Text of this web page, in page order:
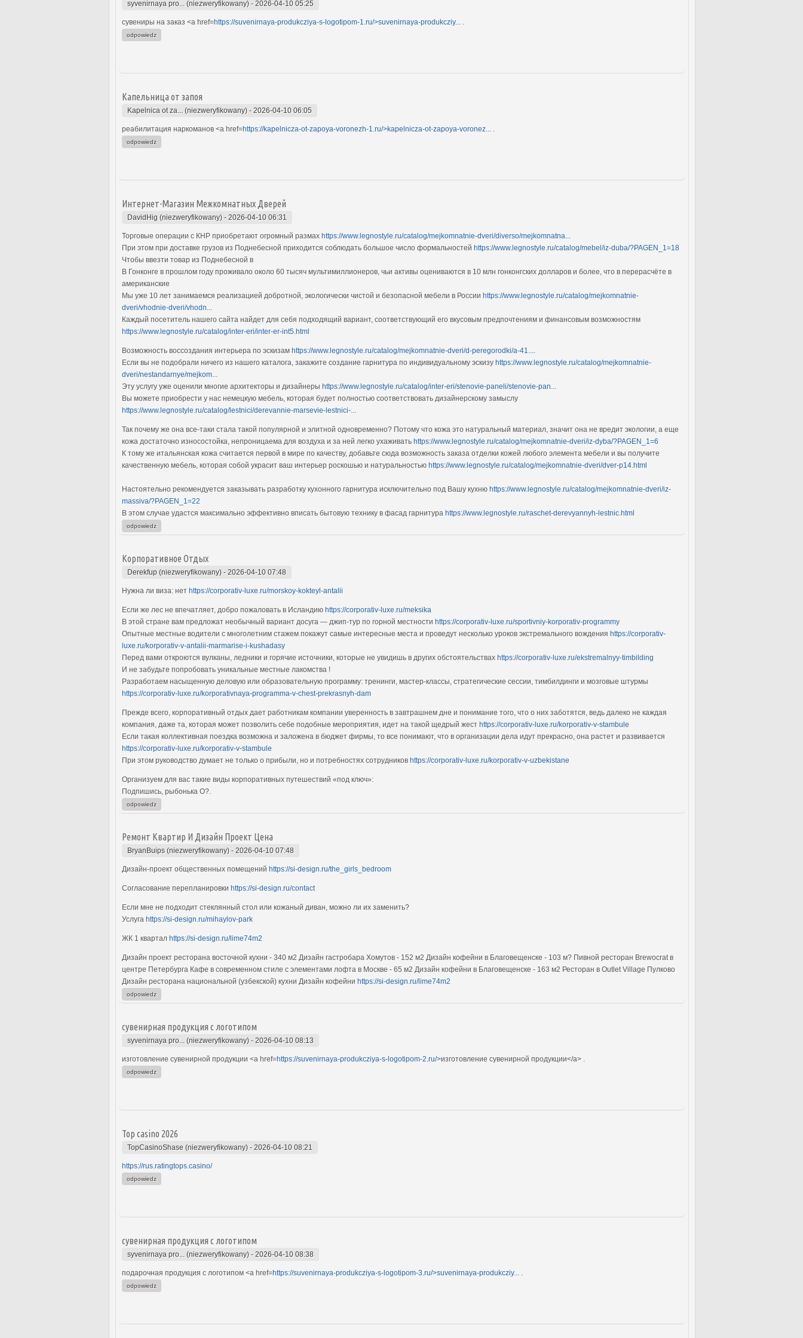
syvenirnaya pro... (niezweryfikowany) - 2026-04-10 05:25
сувениры на заказ <a href=https://suvenirnaya-produkcziya-s-logotipom-1.ru/>suvenirnaya-produkcziy...
odpowiedz
Капельница от запоя
Kapelnica ot za... (niezweryfikowany) - 2026-04-10 06:05
реабилитация наркоманов <a href=https://kapelnicza-ot-zapoya-voronezh-1.ru/>kapelnicza-ot-zapoya-voronez...
odpowiedz
Интернет-Магазин Межкомнатных Дверей
DavidHig (niezweryfikowany) - 2026-04-10 06:31
Торговые операции с КНР приобретают огромный размах https://www.legnostyle.ru/catalog/mejkomnatnie-dveri/diverso/mejkomnatna...
При этом при доставке грузов из Поднебесной приходится соблюдать большое число формальностей https://www.legnostyle.ru/catalog/mebel/iz-duba/?PAGEN_1=18
Чтобы ввезти товар из Поднебесной в
В Гонконге в прошлом году проживало около 60 тысяч мультимиллионеров, чьи активы оцениваются в 10 млн гонконгских долларов и более, что в перерасчёте в
американские
Мы уже 10 лет занимаемся реализацией добротной, экологически чистой и безопасной мебели в России https://www.legnostyle.ru/catalog/mejkomnatnie-
dveri/vhodnie-dveri/vhodn...
Каждый посетитель нашего сайта найдет для себя подходящий вариант, соответствующий его вкусовым предпочтениям и финансовым возможностям
https://www.legnostyle.ru/catalog/inter-eri/inter-er-int5.html
Возможность воссоздания интерьера по эскизам https://www.legnostyle.ru/catalog/mejkomnatnie-dveri/d-peregorodki/a-41....
Если вы не подобрали ничего из нашего каталога, закажите создание гарнитура по индивидуальному эскизу https://www.legnostyle.ru/catalog/mejkomnatnie-
dveri/nestandarnye/mejkom...
Эту услугу уже оценили многие архитекторы и дизайнеры https://www.legnostyle.ru/catalog/inter-eri/stenovie-paneli/stenovie-pan...
Вы можете приобрести у нас немецкую мебель, которая будет полностью соответствовать дизайнерскому замыслу
https://www.legnostyle.ru/catalog/lestnici/derevannie-marsevie-lestnici-...
Так почему же она все-таки стала такой популярной и элитной одновременно? Потому что кожа это натуральный материал, значит она не вредит экологии, а еще
кожа достаточно износостойка, непроницаема для воздуха и за ней легко ухаживать https://www.legnostyle.ru/catalog/mejkomnatnie-dveri/iz-dyba/?PAGEN_1=6
К тому же итальянская кожа считается первой в мире по качеству, добавьте сюда возможность заказа отделки кожей любого элемента мебели и вы получите
качественную мебель, которая собой украсит ваш интерьер роскошью и натуральностью https://www.legnostyle.ru/catalog/mejkomnatnie-dveri/dver-p14.html
Настоятельно рекомендуется заказывать разработку кухонного гарнитура исключительно под Вашу кухню https://www.legnostyle.ru/catalog/mejkomnatnie-dveri/iz-
massiva/?PAGEN_1=22
В этом случае удастся максимально эффективно вписать бытовую технику в фасад гарнитура https://www.legnostyle.ru/raschet-derevyannyh-lestnic.html
odpowiedz
Корпоративное Отдых
Derekfup (niezweryfikowany) - 2026-04-10 07:48
Нужна ли виза: нет https://corporativ-luxe.ru/morskoy-kokteyl-antalii
Если же лес не впечатляет, добро пожаловать в Исландию https://corporativ-luxe.ru/meksika
В этой стране вам предложат необычный вариант досуга — джип-тур по горной местности https://corporativ-luxe.ru/sportivniy-korporativ-programmy
Опытные местные водители с многолетним стажем покажут самые интересные места и проведут несколько уроков экстремального вождения https://corporativ-
luxe.ru/korporativ-v-antalii-marmarise-i-kushadasy
Перед вами откроются вулканы, ледники и горячие источники, которые не увидишь в других обстоятельствах https://corporativ-luxe.ru/ekstremalnyy-timbilding
И не забудьте попробовать уникальные местные лакомства !
Разработаем насыщенную деловую или образовательную программу: тренинги, мастер-классы, стратегические сессии, тимбилдинги и мозговые штурмы
https://corporativ-luxe.ru/korporativnaya-programma-v-chest-prekrasnyh-dam
Прежде всего, корпоративный отдых дает работникам компании уверенность в завтрашнем дне и понимание того, что о них заботятся, ведь далеко не каждая
компания, даже та, которая может позволить себе подобные мероприятия, идет на такой щедрый жест https://corporativ-luxe.ru/korporativ-v-stambule
Если такая коллективная поездка возможна и заложена в бюджет фирмы, то все понимают, что в организации дела идут прекрасно, она растет и развивается
https://corporativ-luxe.ru/korporativ-v-stambule
При этом руководство думает не только о прибыли, но и потребностях сотрудников https://corporativ-luxe.ru/korporativ-v-uzbekistane
Организуем для вас такие виды корпоративных путешествий «под ключ»:
Подпишись, рыбонька O?.
odpowiedz
Ремонт Квартир И Дизайн Проект Цена
BryanBuips (niezweryfikowany) - 2026-04-10 07:48
Дизайн-проект общественных помещений https://si-design.ru/the_girls_bedroom
Согласование перепланировки https://si-design.ru/contact
Если мне не подходит стеклянный стол или кожаный диван, можно ли их заменить?
Услуга https://si-design.ru/mihaylov-park
ЖК 1 квартал https://si-design.ru/lime74m2
Дизайн проект ресторана восточной кухни - 340 м2 Дизайн гастробара Хомутов - 152 м2 Дизайн кофейни в Благовещенске - 103 м? Пивной ресторан Brewocrat в
центре Петербурга Кафе в современном стиле с элементами лофта в Москве - 65 м2 Дизайн кофейни в Благовещенске - 163 м2 Ресторан в Outlet Village Пулково
Дизайн ресторана национальной (узбекской) кухни Дизайн кофейни https://si-design.ru/lime74m2
odpowiedz
сувенирная продукция с логотипом
syvenirnaya pro... (niezweryfikowany) - 2026-04-10 08:13
изготовление сувенирной продукции <a href=https://suvenirnaya-produkcziya-s-logotipom-2.ru/>изготовление сувенирной продукции</a> .
odpowiedz
Top casino 2026
TopCasinoShase (niezweryfikowany) - 2026-04-10 08:21
https://rus.ratingtops.casino/
odpowiedz
сувенирная продукция с логотипом
syvenirnaya pro... (niezweryfikowany) - 2026-04-10 08:38
подарочная продукция с логотипом <a href=https://suvenirnaya-produkcziya-s-logotipom-3.ru/>suvenirnaya-produkcziy...
odpowiedz